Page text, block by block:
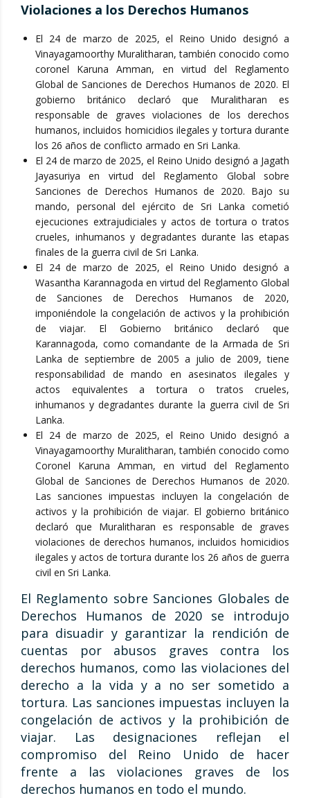
Violaciones a los Derechos Humanos
El 24 de marzo de 2025, el Reino Unido designó a
Vinayagamoorthy Muralitharan, también conocido como
coronel Karuna Amman, en virtud del Reglamento
Global de Sanciones de Derechos Humanos de 2020. El
gobierno británico declaró que Muralitharan es
responsable de graves violaciones de los derechos
humanos, incluidos homicidios ilegales y tortura durante
los 26 años de conflicto armado en Sri Lanka.
El 24 de marzo de 2025, el Reino Unido designó a Jagath
Jayasuriya en virtud del Reglamento Global sobre
Sanciones de Derechos Humanos de 2020. Bajo su
mando, personal del ejército de Sri Lanka cometió
ejecuciones extrajudiciales y actos de tortura o tratos
crueles, inhumanos y degradantes durante las etapas
finales de la guerra civil de Sri Lanka.
El 24 de marzo de 2025, el Reino Unido designó a
Wasantha Karannagoda en virtud del Reglamento Global
de Sanciones de Derechos Humanos de 2020,
imponiéndole la congelación de activos y la prohibición
de viajar. El Gobierno británico declaró que
Karannagoda, como comandante de la Armada de Sri
Lanka de septiembre de 2005 a julio de 2009, tiene
responsabilidad de mando en asesinatos ilegales y
actos equivalentes a tortura o tratos crueles,
inhumanos y degradantes durante la guerra civil de Sri
Lanka.
El 24 de marzo de 2025, el Reino Unido designó a
Vinayagamoorthy Muralitharan, también conocido como
Coronel Karuna Amman, en virtud del Reglamento
Global de Sanciones de Derechos Humanos de 2020.
Las sanciones impuestas incluyen la congelación de
activos y la prohibición de viajar. El gobierno británico
declaró que Muralitharan es responsable de graves
violaciones de derechos humanos, incluidos homicidios
ilegales y actos de tortura durante los 26 años de guerra
civil en Sri Lanka.
El Reglamento sobre Sanciones Globales de
Derechos Humanos de 2020 se introdujo
para disuadir y garantizar la rendición de
cuentas por abusos graves contra los
derechos humanos, como las violaciones del
derecho a la vida y a no ser sometido a
tortura. Las sanciones impuestas incluyen la
congelación de activos y la prohibición de
viajar. Las designaciones reflejan el
compromiso del Reino Unido de hacer
frente a las violaciones graves de los
derechos humanos en todo el mundo.